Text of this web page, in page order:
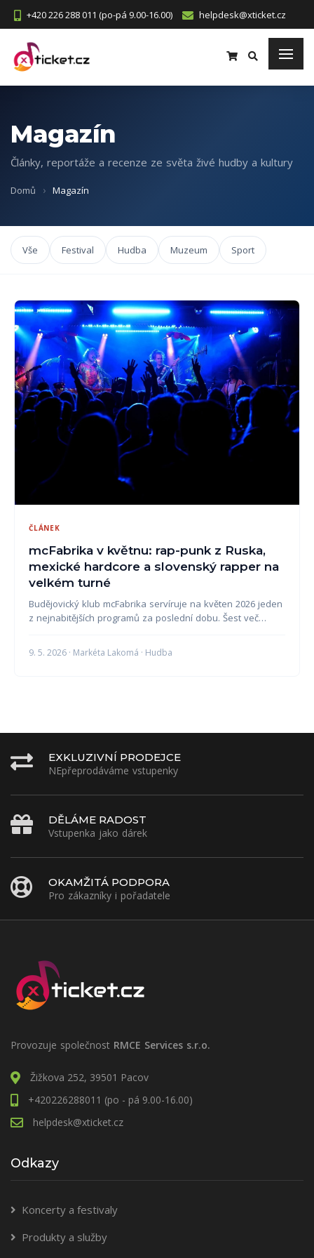
+420 226 288 011 (po-pá 9.00-16.00) helpdesk@xticket.cz
Magazín
Články, reportáže a recenze ze světa živé hudby a kultury
Domů Magazín
Vše Festival Hudba Muzeum Sport
ČLÁNEK
mcFabrika v květnu: rap-punk z Ruska,
mexické hardcore a slovenský rapper na
velkém turné
Budějovický klub mcFabrika servíruje na květen 2026 jeden
z nejnabitějších programů za poslední dobu. Šest več…
9. 5. 2026 · Markéta Lakomá · Hudba
EXKLUZIVNÍ PRODEJCE
NEpřeprodáváme vstupenky
DĚLÁME RADOST
Vstupenka jako dárek
OKAMŽITÁ PODPORA
Pro zákazníky i pořadatele
Provozuje společnost RMCE Services s.r.o.
Žižkova 252, 39501 Pacov
+420226288011 (po - pá 9.00-16.00)
helpdesk@xticket.cz
Odkazy
Koncerty a festivaly
Produkty a služby